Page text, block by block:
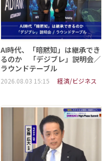
AI時代、「暗黙知」は継承でき
るのか 「デジブレ」説明会／
ラウンドテーブル
2026.08.03 15:15 経済/ビジネス